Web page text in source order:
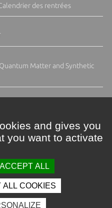
des rentrées
Matter and Synthetic
and gives you
you want to activate
ALL
ALL COOKIES